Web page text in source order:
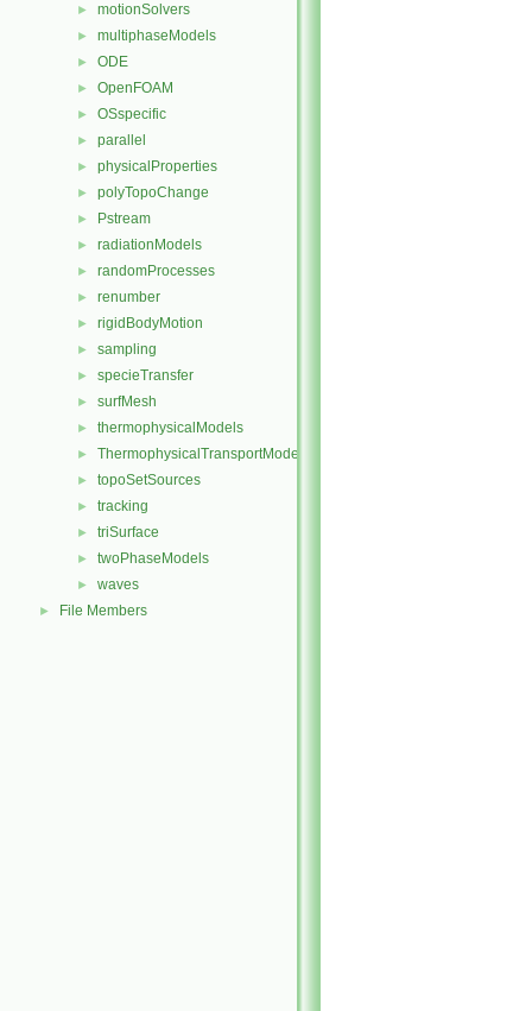
► motionSolvers
► multiphaseModels
► ODE
► OpenFOAM
► OSspecific
► parallel
► physicalProperties
► polyTopoChange
► Pstream
► radiationModels
► randomProcesses
► renumber
► rigidBodyMotion
► sampling
► specieTransfer
► surfMesh
► thermophysicalModels
► ThermophysicalTransportModels
► topoSetSources
► tracking
► triSurface
► twoPhaseModels
► waves
► File Members